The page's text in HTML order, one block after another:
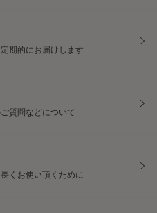
定期的にお届けします
ご質問などについて
長くお使い頂くために